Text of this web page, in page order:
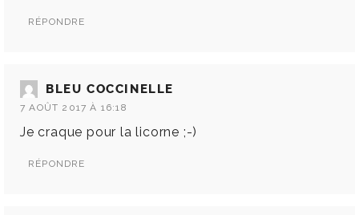
RÉPONDRE
BLEU COCCINELLE
7 AOÛT 2017 À 16:18
Je craque pour la licorne ;-)
RÉPONDRE